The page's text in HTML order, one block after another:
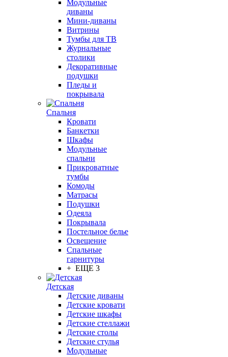
Модульные
диваны
Мини-диваны
Витрины
Тумбы для ТВ
Журнальные
столики
Декоративные
подушки
Пледы и
покрывала
Спальня
Кровати
Банкетки
Шкафы
Модульные
спальни
Прикроватные
тумбы
Комоды
Матрасы
Подушки
Одеяла
Покрывала
Постельное белье
Освещение
Спальные
гарнитуры
+ ЕЩЕ 3
Детская
Детские диваны
Детские кровати
Детские шкафы
Детские стеллажи
Детские столы
Детские стулья
Модульные